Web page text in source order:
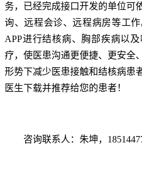
务，已经完成接口开发的单位可
询、远程会诊、远程病房等工
APP进行结核病、胸部疾病以
疗，使医患沟通更便捷、更安全
形势下减少医患接触和结核病患
医生下载并推荐给您的患者！
咨询联系人：朱坤，